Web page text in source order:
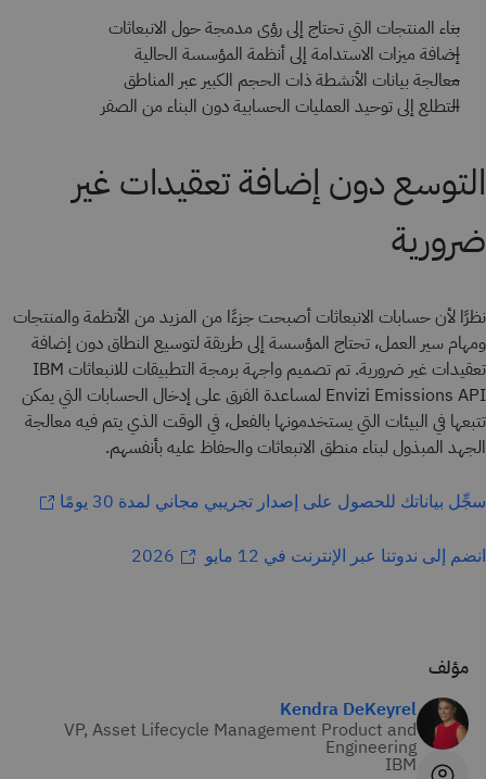
بناء المنتجات التي تحتاج إلى رؤى مدمجة حول الانبعاثات
إضافة ميزات الاستدامة إلى أنظمة المؤسسة الحالية
معالجة بيانات الأنشطة ذات الحجم الكبير عبر المناطق
التطلع إلى توحيد العمليات الحسابية دون البناء من الصفر
التوسع دون إضافة تعقيدات غير
ضرورية
نظرًا لأن حسابات الانبعاثات أصبحت جزءًا من المزيد من الأنظمة والمنتجات
ومهام سير العمل، تحتاج المؤسسة إلى طريقة لتوسيع النطاق دون إضافة
تعقيدات غير ضرورية. تم تصميم واجهة برمجة التطبيقات للانبعاثات IBM
Envizi Emissions API لمساعدة الفرق على إدخال الحسابات التي يمكن
تتبعها في البيئات التي يستخدمونها بالفعل، في الوقت الذي يتم فيه معالجة
الجهد المبذول لبناء منطق الانبعاثات والحفاظ عليه بأنفسهم.
سجِّل بياناتك للحصول على إصدار تجريبي مجاني لمدة 30 يومًا
انضم إلى ندوتنا عبر الإنترنت في 12 مايو 2026
مؤلف
Kendra DeKeyrel
VP, Asset Lifecycle Management Product and
Engineering
IBM